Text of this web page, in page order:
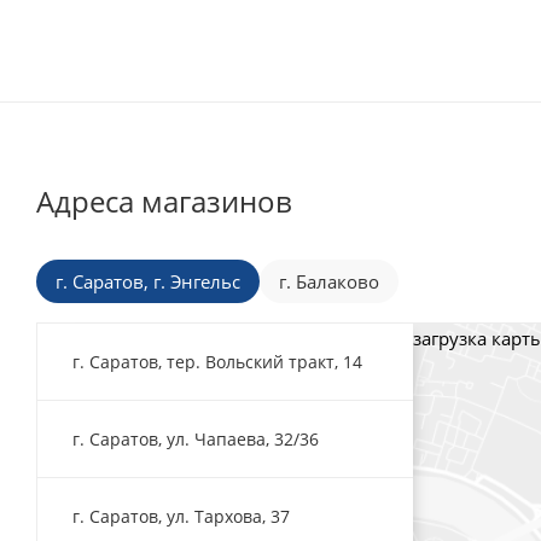
Адреса магазинов
г. Саратов, г. Энгельс г. Балаково
г. Саратов, тер. Вольский тракт, 14
г. Саратов, ул. Чапаева, 32/36
г. Саратов, ул. Тархова, 37
загрузка